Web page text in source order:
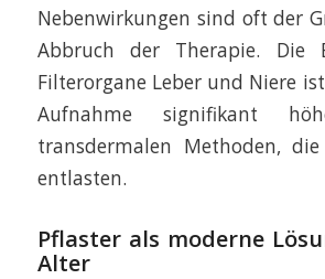
Nebenwirkungen sind oft der
Abbruch der Therapie. Die
Filterorgane Leber und Niere
Aufnahme signifikant
transdermalen Methoden,
entlasten.
Pflaster als moderne
Alter